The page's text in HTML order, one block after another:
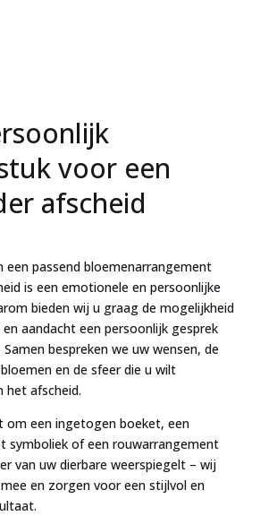
voor een
afscheid
een passend bloemenarrangement
is een emotionele en persoonlijke
bieden wij u graag de mogelijkheid
aandacht een persoonlijk gesprek
bespreken we uw wensen, de
en de sfeer die u wilt
het afscheid.
om een ingetogen boeket, een
symboliek of een rouwarrangement
van uw dierbare weerspiegelt – wij
en zorgen voor een stijlvol en